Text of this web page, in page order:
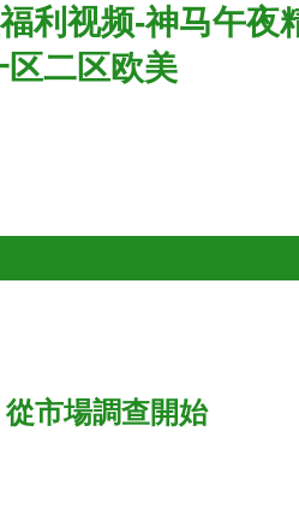
利视频-神马午夜
二区欧美
市場調查開始